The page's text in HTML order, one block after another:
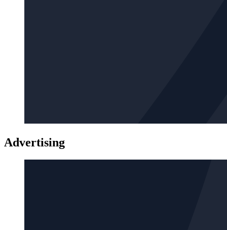
Advertising